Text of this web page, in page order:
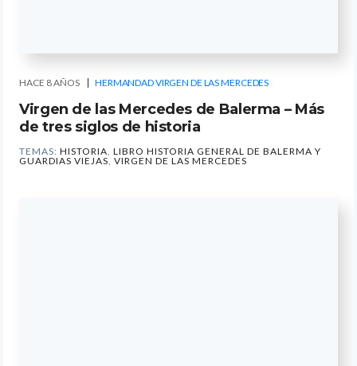
HACE 8 AÑOS HERMANDAD VIRGEN DE LAS MERCEDES
Virgen de las Mercedes de Balerma – Más
de tres siglos de historia
TEMAS: HISTORIA, LIBRO HISTORIA GENERAL DE BALERMA Y
GUARDIAS VIEJAS, VIRGEN DE LAS MERCEDES